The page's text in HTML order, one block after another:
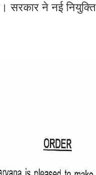
सरकार ने नई